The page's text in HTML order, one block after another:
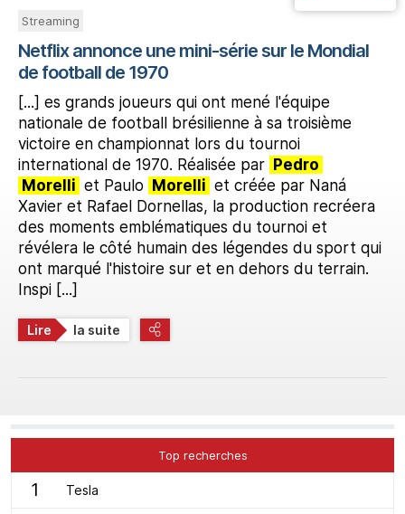
Streaming
Netflix annonce une mini-série sur le Mondial
de football de 1970
[...] es grands joueurs qui ont mené l'équipe
nationale de football brésilienne à sa troisième
victoire en championnat lors du tournoi
international de 1970. Réalisée par Pedro
Morelli et Paulo Morelli et créée par Naná
Xavier et Rafael Dornellas, la production recréera
des moments emblématiques du tournoi et
révélera le côté humain des légendes du sport qui
ont marqué l'histoire sur et en dehors du terrain.
Inspi [...]
Lire la suite
Top recherches
1 Tesla